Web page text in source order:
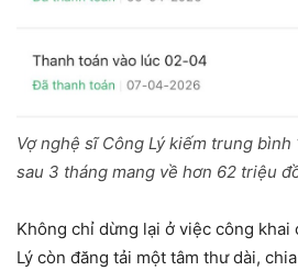
Vợ nghệ sĩ Công Lý kiếm trung
sau 3 tháng mang về hơn 62 triệu
Không chỉ dừng lại ở việc công khai
Lý còn đăng tải một tâm thư dài,